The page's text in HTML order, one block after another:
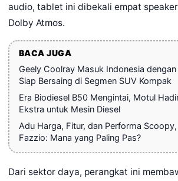
audio, tablet ini dibekali empat
Dolby Atmos.
BACA JUGA
Geely Coolray Masuk Indonesia
Siap Bersaing di Segmen SUV Kompak
Era Biodiesel B50 Mengintai, Motul
Ekstra untuk Mesin Diesel
Adu Harga, Fitur, dan Performa
Fazzio: Mana yang Paling Pas?
Dari sektor daya, perangkat ini